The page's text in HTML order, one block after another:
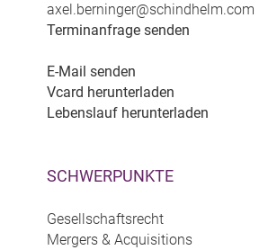
axel.berninger@schindhelm.com
Terminanfrage senden
E-Mail senden
Vcard herunterladen
Lebenslauf herunterladen
SCHWERPUNKTE
Gesellschaftsrecht
Mergers & Acquisitions